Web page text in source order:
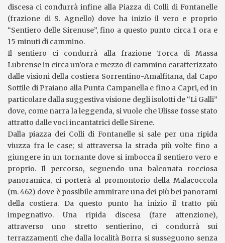
discesa ci condurrà infine alla Piazza di Colli di Fontanelle
(frazione di S. Agnello) dove ha inizio il vero e proprio
“Sentiero delle Sirenuse”, fino a questo punto circa 1 ora e
15 minuti di cammino.
Il sentiero ci condurrà alla frazione Torca di Massa
Lubrense in circa un’ora e mezzo di cammino caratterizzato
dalle visioni della costiera Sorrentino-Amalfitana, dal Capo
Sottile di Praiano alla Punta Campanella e fino a Capri, ed in
particolare dalla suggestiva visione degli isolotti de “Li Galli”
dove, come narra la leggenda, si vuole che Ulisse fosse stato
attratto dalle voci incantatrici delle Sirene.
Dalla piazza dei Colli di Fontanelle si sale per una ripida
viuzza fra le case; si attraversa la strada più volte fino a
giungere in un tornante dove si imbocca il sentiero vero e
proprio. Il percorso, seguendo una balconata rocciosa
panoramica, ci porterà al promontorio della Malacoccola
(m. 462) dove è possibile ammirare una dei più bei panorami
della costiera. Da questo punto ha inizio il tratto più
impegnativo. Una ripida discesa (fare attenzione),
attraverso uno stretto sentierino, ci condurrà sui
terrazzamenti che dalla località Borra si susseguono senza